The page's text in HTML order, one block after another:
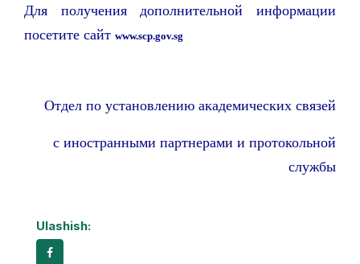
Для получения дополнительной информации
посетите сайт www.scp.gov.sg
Отдел по установлению академических связей
с иностранными партнерами и протокольной
службы
Ulashish: